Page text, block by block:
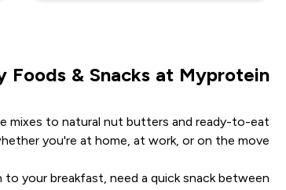
Foods & Snacks at Myprotein
mixes to natural nut butters and ready-to-eat
you're at home, at work, or on the move.
your breakfast, need a quick snack between